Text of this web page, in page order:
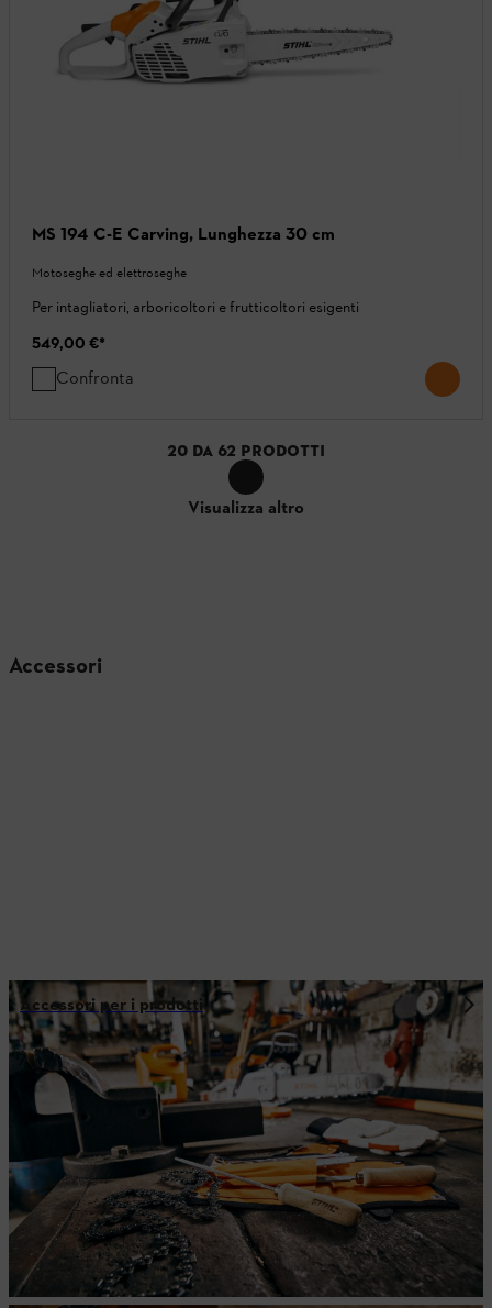
MS 194 C-E Carving, Lunghezza 30 cm
Motoseghe ed elettroseghe
Per intagliatori, arboricoltori e frutticoltori esigenti
549,00 €*
Confronta
20 DA 62 PRODOTTI
Visualizza altro
Accessori
Accessori per i prodotti